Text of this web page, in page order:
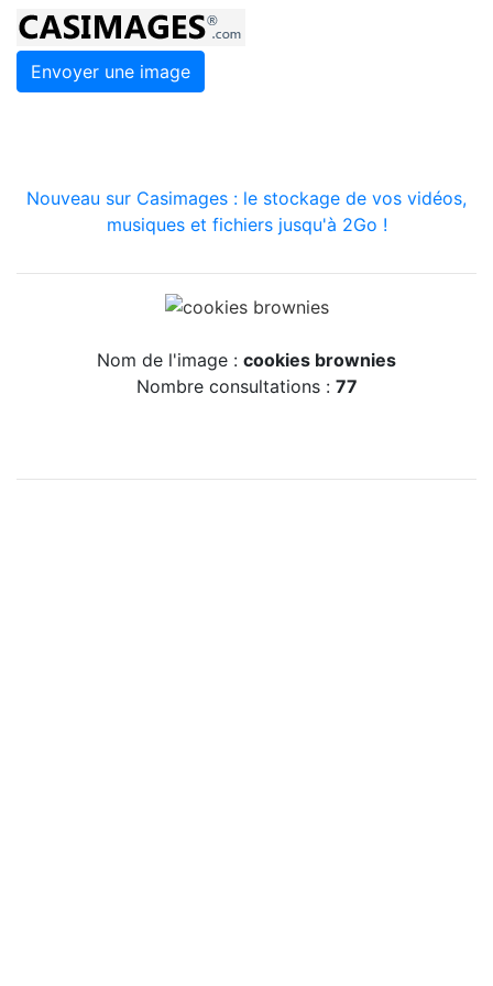
Envoyer une image
Nouveau sur Casimages : le stockage de vos vidéos,
musiques et fichiers jusqu'à 2Go !
Nom de l'image : cookies brownies
Nombre consultations : 77